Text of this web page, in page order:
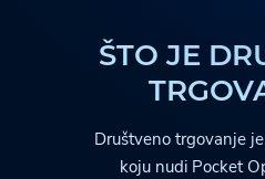
ŠTO JE
Društveno trgovanje
koju nudi Pocket